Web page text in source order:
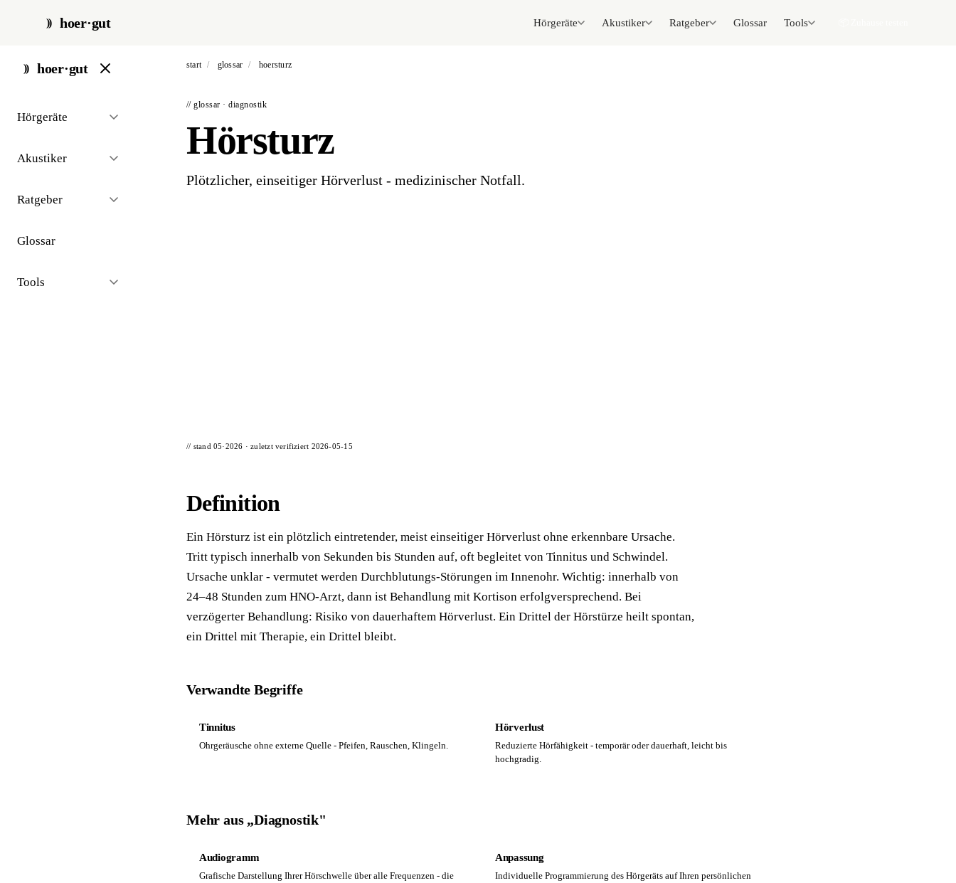
hoer·gut Hörgeräte Akustiker Ratgeber Glossar Tools
hoer·gut
Hörgeräte
Akustiker
Ratgeber
Glossar
Tools
start / glossar / hoersturz
// glossar · diagnostik
Hörsturz
Plötzlicher, einseitiger Hörverlust - medizinischer Notfall.
// stand 05·2026 · zuletzt verifiziert 2026-05-15
Definition
Ein Hörsturz ist ein plötzlich eintretender, meist einseitiger Hörverlust ohne erkennbare Ursache.
Tritt typisch innerhalb von Sekunden bis Stunden auf, oft begleitet von Tinnitus und Schwindel.
Ursache unklar - vermutet werden Durchblutungs-Störungen im Innenohr. Wichtig: innerhalb von
24–48 Stunden zum HNO-Arzt, dann ist Behandlung mit Kortison erfolgversprechend. Bei
verzögerter Behandlung: Risiko von dauerhaftem Hörverlust. Ein Drittel der Hörstürze heilt spontan,
ein Drittel mit Therapie, ein Drittel bleibt.
Verwandte Begriffe
Tinnitus
Ohrgeräusche ohne externe Quelle - Pfeifen, Rauschen, Klingeln.
Hörverlust
Reduzierte Hörfähigkeit - temporär oder dauerhaft, leicht bis
hochgradig.
Mehr aus „Diagnostik"
Audiogramm
Grafische Darstellung Ihrer Hörschwelle über alle Frequenzen - die
Anpassung
Individuelle Programmierung des Hörgeräts auf Ihren persönlichen